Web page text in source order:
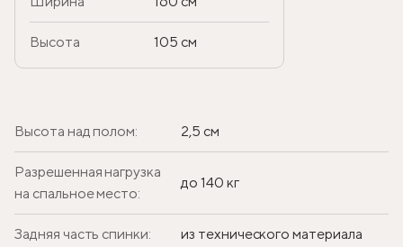
Высота 105 см
Высота над полом: 2,5 см
Разрешенная нагрузка
на спальное место:
до 140 кг
Задняя часть спинки: из технического материала